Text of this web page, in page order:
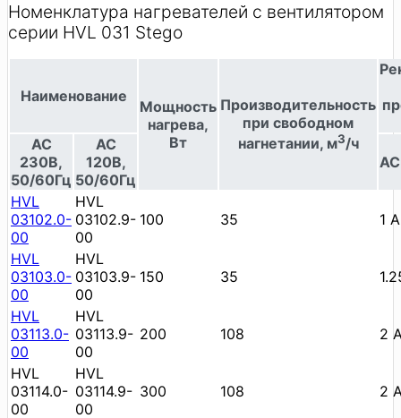
Номенклатура нагревателей с вентилятором
серии HVL 031 Stego
Наименование
Мощность
нагрева,
Вт
Производительность
при свободном
нагнетании, м3/ч
AC
230В,
50/60Гц
AC
120В,
50/60Гц
HVL
03102.0-
00
HVL
03102.9-
00
100 35 1 А
HVL
03103.0-
00
HVL
03103.9-
00
150 35
HVL
03113.0-
00
HVL
03113.9-
00
200 108 2
HVL
03114.0-
00
HVL
03114.9-
00
300 108 2